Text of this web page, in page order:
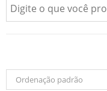
Ordenação padrão